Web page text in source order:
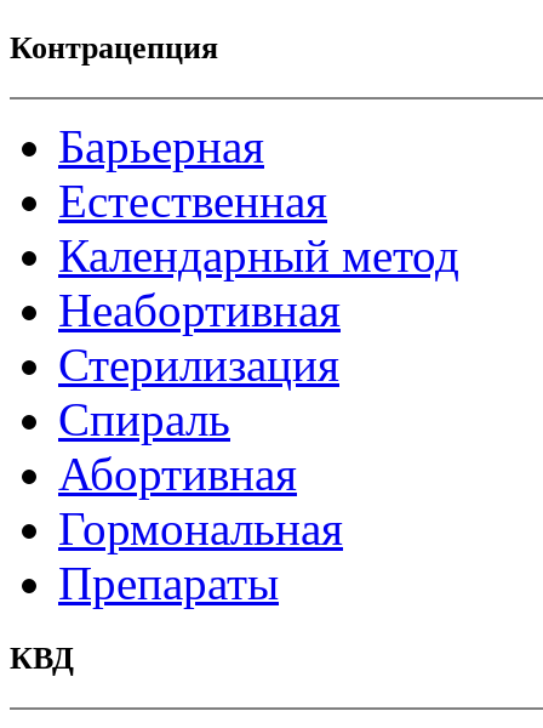
Контрацепция
Барьерная
Естественная
Календарный метод
Неабортивная
Стерилизация
Спираль
Абортивная
Гормональная
Препараты
КВД